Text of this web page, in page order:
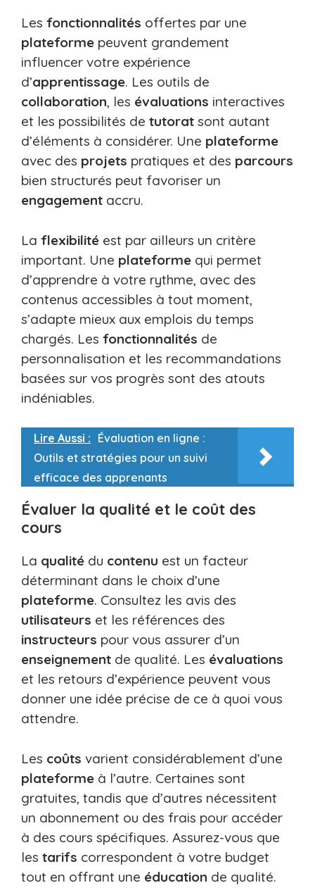
Les fonctionnalités offertes par une
plateforme peuvent grandement
influencer votre expérience
d’apprentissage. Les outils de
collaboration, les évaluations interactives
et les possibilités de tutorat sont autant
d’éléments à considérer. Une plateforme
avec des projets pratiques et des parcours
bien structurés peut favoriser un
engagement accru.
La flexibilité est par ailleurs un critère
important. Une plateforme qui permet
d’apprendre à votre rythme, avec des
contenus accessibles à tout moment,
s’adapte mieux aux emplois du temps
chargés. Les fonctionnalités de
personnalisation et les recommandations
basées sur vos progrès sont des atouts
indéniables.
Lire Aussi : Évaluation en ligne :
Outils et stratégies pour un suivi
efficace des apprenants
Évaluer la qualité et le coût des
cours
La qualité du contenu est un facteur
déterminant dans le choix d’une
plateforme. Consultez les avis des
utilisateurs et les références des
instructeurs pour vous assurer d’un
enseignement de qualité. Les évaluations
et les retours d’expérience peuvent vous
donner une idée précise de ce à quoi vous
attendre.
Les coûts varient considérablement d’une
plateforme à l’autre. Certaines sont
gratuites, tandis que d’autres nécessitent
un abonnement ou des frais pour accéder
à des cours spécifiques. Assurez-vous que
les tarifs correspondent à votre budget
tout en offrant une éducation de qualité.